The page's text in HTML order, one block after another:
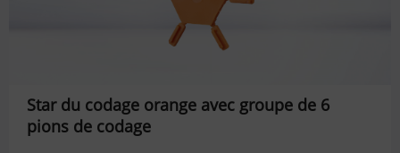
Star du codage orange avec groupe de 6
pions de codage